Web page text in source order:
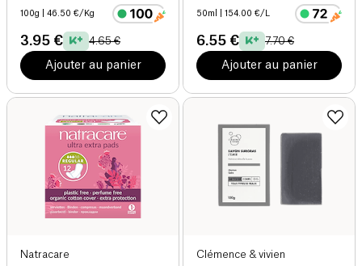
100g | 46.50 €/Kg
3.95 € 4.65 €
Ajouter au panier
50ml | 154.00 €/L
6.55 € 7.70 €
Ajouter au panier
Natracare Clémence & vivien